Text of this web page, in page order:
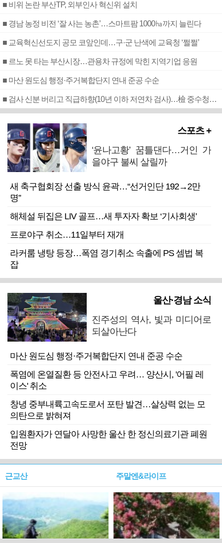
■ 비위 논란 부산TP, 외부인사 혁신위 설치
■ 경남 농정 비전 ‘잘 사는 농촌’…스마트팜 1000㏊까지 늘린다
■ 교육혁신선도지 공모 코앞인데…구·군 난색에 교육청 ‘쩔쩔’
■ 르노 못 타는 부산시장…관용차 규정에 막힌 지역기업 응원
■ 마산 원도심 행정·주거복합단지 연내 준공 수순
■ 검사 신분 버리고 직급하향(10년 이하 저연차 검사)…檢 중수청행 기피
스포츠 +
‘윤나고황’ 꿈틀댄다…거인 가
을야구 불씨 살릴까
새 축구협회장 선출 방식 윤곽…“선거인단 192→2만
명”
해체설 뒤집은 LIV 골프…새 투자자 확보 ‘기사회생’
프로야구 취소…11일부터 재개
라커룸 냉탕 등장…폭염 경기취소 속출에 PS 셈법 복
잡
울산·경남 소식
진주성의 역사, 빛과 미디어로
되살아난다
마산 원도심 행정·주거복합단지 연내 준공 수순
폭염에 온열질환 등 안전사고 우려… 양산시, '어필 레
이스' 취소
창녕 중부내륙고속도로서 포탄 발견…살상력 없는 모
의탄으로 밝혀져
입원환자가 연달아 사망한 울산 한 정신의료기관 폐원
전망
근교산 주말엔&라이프